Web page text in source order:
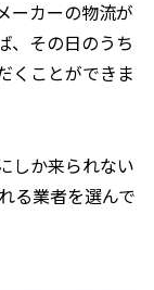
ーカーの物流が
、その日のうち
くことができま
しか来られない
る業者を選んで